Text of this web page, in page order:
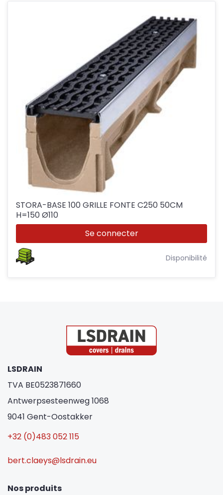
STORA-BASE 100 GRILLE FONTE C250 50CM
H=150 Ø110
Se connecter
Disponibilité
LSDRAIN
TVA BE0523871660
Antwerpsesteenweg 1068
9041 Gent-Oostakker
+32 (0)483 052 115
bert.claeys@lsdrain.eu
Nos produits